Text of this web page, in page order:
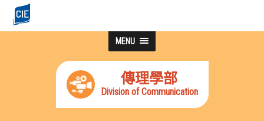
MENU
傳理學部
Division of Communication